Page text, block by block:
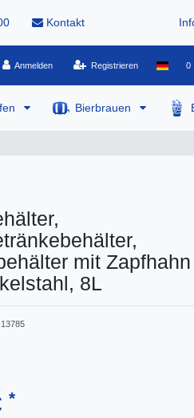
Kontakt
Anmelden Registrieren 0
Bierbrauen
mit
8L
*